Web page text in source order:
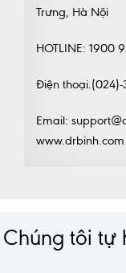
Trưng, Hà Nội
HOTLINE: 1900
Điện thoại.(024)-
Email:
www.drbinh.com
Chúng tôi tự